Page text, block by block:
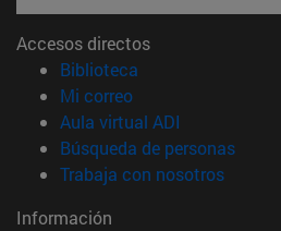
Accesos directos
Biblioteca
Mi correo(abre en nueva
Aula virtual ADI
Búsqueda de personas(abre
Trabaja con nosotros(abre
Información